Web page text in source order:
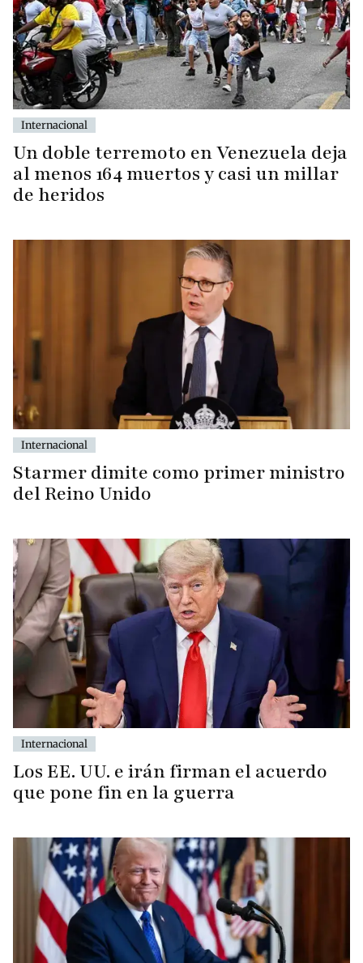
Internacional
Un doble terremoto en Venezuela deja
al menos 164 muertos y casi un millar
de heridos
Internacional
Starmer dimite como primer ministro
del Reino Unido
Internacional
Los EE. UU. e irán firman el acuerdo
que pone fin en la guerra